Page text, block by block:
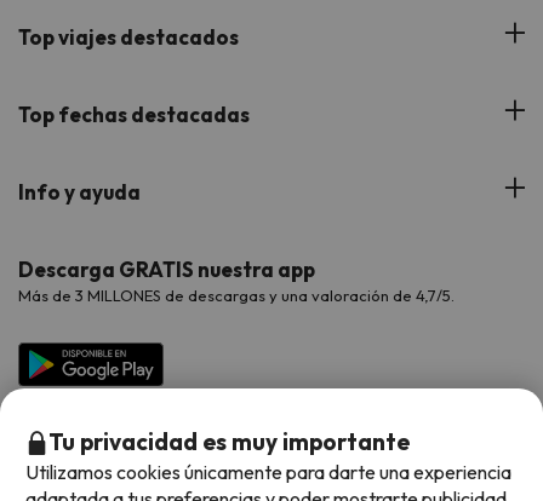
Buscounchollo en los medios
Proveedores
Viajes para grupos
Hoteles Andalucía
Hoteles Cataluña
Hoteles Galicia
Hoteles Salou
Top viajes destacados
Viajes con Niños
Viajes de Novios
Chollos con Todo Incluido
Chollos en la playa
Hoteles con toboganes
Top fechas destacadas
Verano
Vacaciones en Agosto
Vacaciones en Octubre
Vacaciones en Noviembre
Info y ayuda
Contáctanos
Preguntas frecuentes
Descarga GRATIS nuestra app
Más de 3 MILLONES de descargas y una valoración de 4,7/5.
Tu privacidad es muy importante
Utilizamos cookies únicamente para darte una experiencia